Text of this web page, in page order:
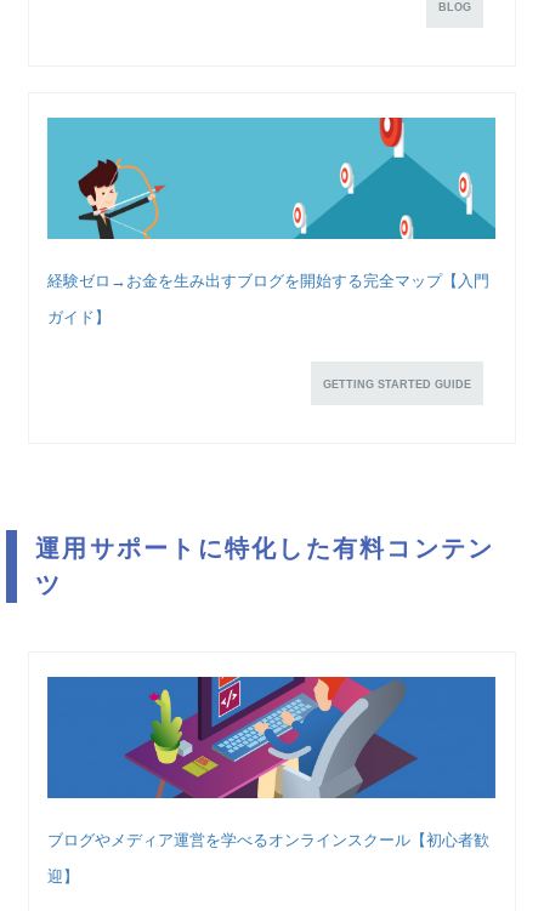
BLOG
経験ゼロ→お金を生み出すブログを開始する完全マップ【入門
ガイド】
GETTING STARTED GUIDE
運用サポートに特化した有料コンテン
ツ
ブログやメディア運営を学べるオンラインスクール【初心者歓
迎】